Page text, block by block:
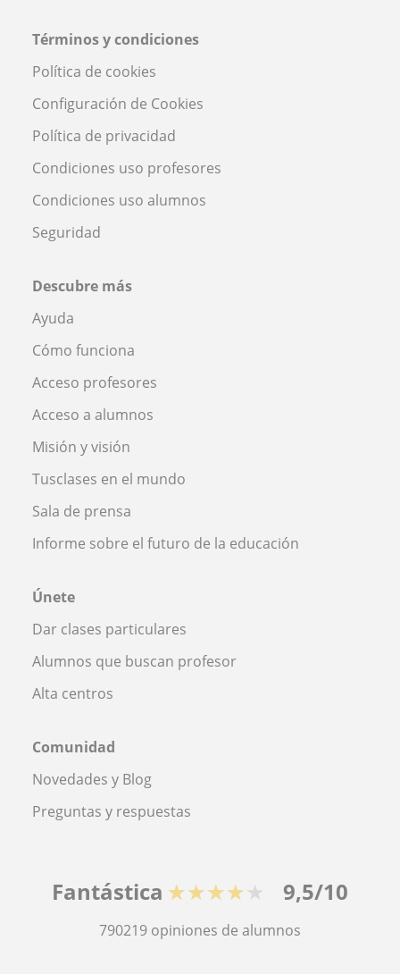
Términos y condiciones
Política de cookies
Configuración de Cookies
Política de privacidad
Condiciones uso profesores
Condiciones uso alumnos
Seguridad
Descubre más
Ayuda
Cómo funciona
Acceso profesores
Acceso a alumnos
Misión y visión
Tusclases en el mundo
Sala de prensa
Informe sobre el futuro de la educación
Únete
Dar clases particulares
Alumnos que buscan profesor
Alta centros
Comunidad
Novedades y Blog
Preguntas y respuestas
Fantástica ★★★★★ 9,5/10
790219 opiniones de alumnos